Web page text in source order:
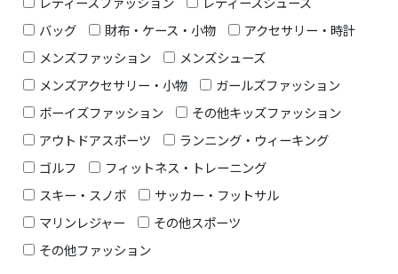
バッグ
財布・ケース・小物
アクセサリー・時計
メンズファッション
メンズシューズ
メンズアクセサリー・小物
ガールズファッション
ボーイズファッション
その他キッズファッション
アウトドアスポーツ
ランニング・ウィーキング
ゴルフ
フィットネス・トレーニング
スキー・スノボ
サッカー・フットサル
マリンレジャー
その他スポーツ
その他ファッション